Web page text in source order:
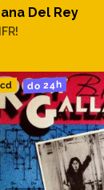
Del Rey
cd do 24h